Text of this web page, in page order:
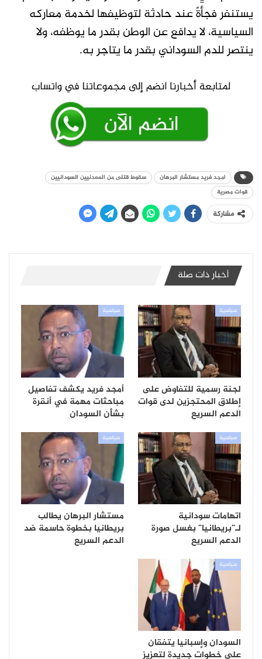
يستنفر فجأةً عند حادثة لتوظيفها لخدمة معاركه
السياسية، لا يدافع عن الوطن بقدر ما يوظفه، ولا
ينتصر للدم السوداني بقدر ما يتاجر به.
امجد فريد مستشار البرهان
سقوط قتلى من المعدنيين السودانيين
قوات مصرية
مشاركة
أخبار ذات صلة
سياسية
لجنة رسمية للتفاوض على
إطلاق المحتجزين لدى قوات
الدعم السريع
سياسية
أمجد فريد يكشف تفاصيل
مباحثات مهمة في أنقرة
بشأن السودان
سياسية
اتهامات سودانية
لـ”بريطانيا” بغسل صورة
الدعم السريع
سياسية
مستشار البرهان يطالب
بريطانيا بخطوة حاسمة ضد
الدعم السريع
سياسية
السودان وإسبانيا يتفقان
على خطوات جديدة لتعزيز